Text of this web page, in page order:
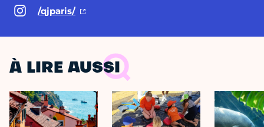
/qjparis/
À LIRE AUSSI